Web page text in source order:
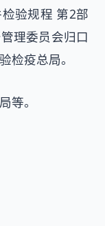
验规程 第2部
理委员会归口
检疫总局。
等。